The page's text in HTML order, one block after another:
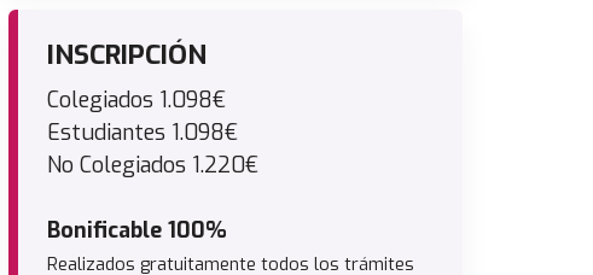
INSCRIPCIÓN
Colegiados 1.098€
Estudiantes 1.098€
No Colegiados 1.220€
Bonificable 100%
Realizados gratuitamente todos los trámites